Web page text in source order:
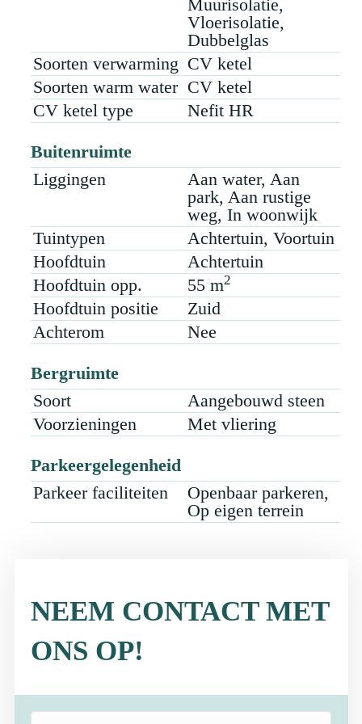
gezinswoning met alle extra's die we tijdens
de bezichtiging graag laten zien.
Muurisolatie,
Vloerisolatie,
Dubbelglas
Soorten verwarming CV ketel
Soorten warm water CV ketel
CV ketel type
Nefit HR
Buitenruimte
Liggingen
Aan water, Aan
park, Aan rustige
weg, In woonwijk
Tuintypen
Achtertuin, Voortuin
Hoofdtuin
Achtertuin
Hoofdtuin opp.
55 m2
Hoofdtuin positie
Zuid
Achterom
Nee
Bergruimte
Soort
Aangebouwd steen
Voorzieningen
Met vliering
Parkeergelegenheid
Parkeer faciliteiten
Openbaar parkeren,
Op eigen terrein
NEEM CONTACT MET
ONS OP!
Naam